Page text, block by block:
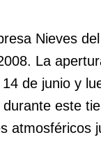
Nieves
La
de junio y
este
atmosféricos